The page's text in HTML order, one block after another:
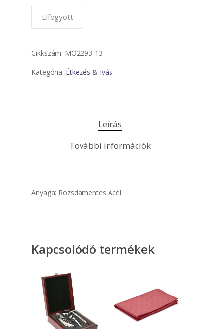
Elfogyott
Cikkszám: MO2293-13
Kategória: Étkezés & Ivás
Leírás
További információk
Anyaga: Rozsdamentes Acél
Kapcsolódó termékek